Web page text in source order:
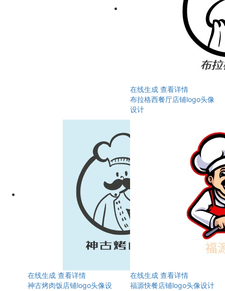
在线生成 查看详情
布拉格西餐厅店铺logo头像
设计
在线生成 查看详情
神古烤肉饭店铺logo头像设
在线生成 查看详情
福源快餐店铺logo头像设计